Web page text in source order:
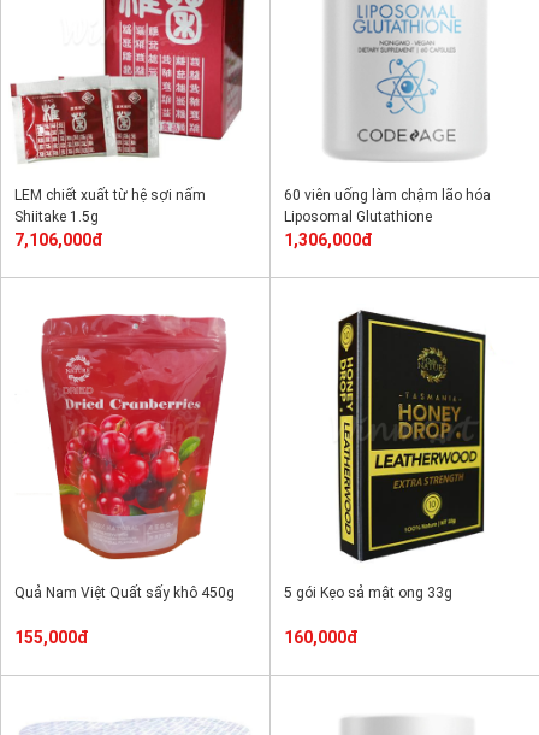
LEM chiết xuất từ hệ sợi nấm
Shiitake 1.5g
7,106,000đ
60 viên uống làm chậm lão hóa
Liposomal Glutathione
1,306,000đ
Quả Nam Việt Quất sấy khô 450g
155,000đ
5 gói Kẹo sả mật ong 33g
160,000đ